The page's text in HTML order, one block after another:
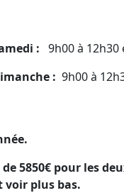
: 9h00 à 12h30
: 9h00 à
pour les
voir plus bas.